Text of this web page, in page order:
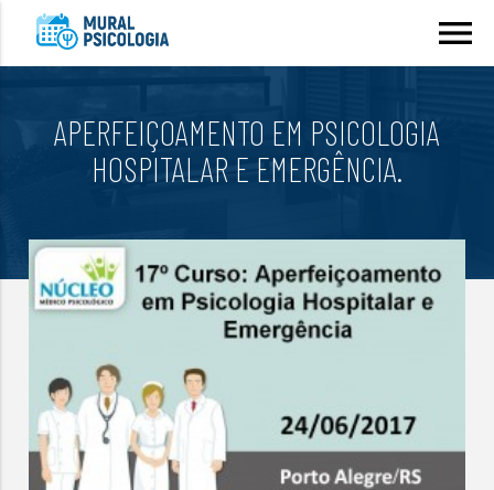
menu
APERFEIÇOAMENTO EM PSICOLOGIA
HOSPITALAR E EMERGÊNCIA.